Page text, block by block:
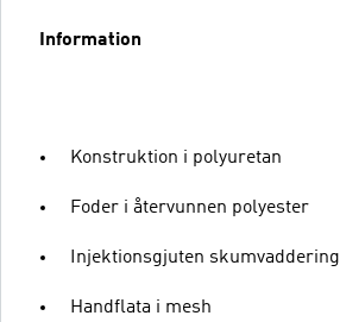
Information
Konstruktion i polyuretan
Foder i återvunnen polyester
Injektionsgjuten skumvaddering
Handflata i mesh